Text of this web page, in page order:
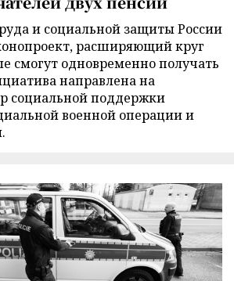
и социальной защиты России
расширяющий круг
смогут одновременно получать
направлена на
социальной поддержки
военной операции и